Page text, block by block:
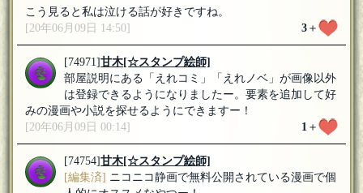
こう見ると私は泣ける話が好きですね。
[20年06月09日 14:50]
3＋
[74971]甘木[☆スタンプ絵師]
部屋説明にある「えれコミ」「えれノベ」が画像以外
は登録できるようになりましたー。要素を追加して好
みの漫画や小説を探せるようにできますー！
[20年06月09日 00:14]
1＋
[74754]甘木[☆スタンプ絵師]
[編集済] ニコニコ静画で無料公開されている漫画で個